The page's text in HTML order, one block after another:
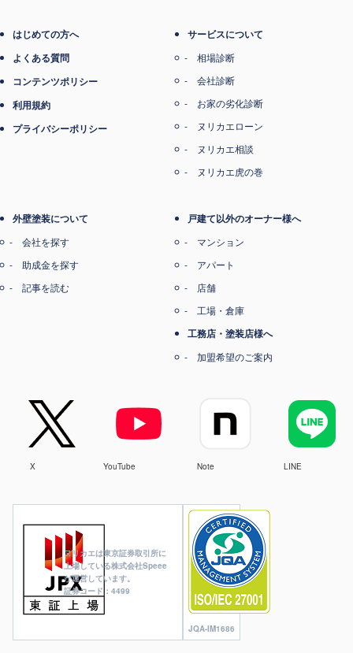
ヌリカエは東京証券取引所に
上場している株式会社Speee
が運営しています。
証券コード：4499
JQA-IM1686
はじめての方へ
よくある質問
コンテンツポリシー
利用規約
プライバシーポリシー
サービスについて
相場診断
会社診断
お家の劣化診断
ヌリカエローン
ヌリカエ相談
ヌリカエ虎の巻
外壁塗装について
会社を探す
助成金を探す
記事を読む
戸建て以外のオーナー様へ
マンション
アパート
店舗
工場・倉庫
工務店・塗装店様へ
加盟希望のご案内
X YouTube Note LINE